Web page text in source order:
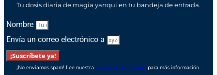
Tu dosis diaria de magia yanqui en tu bandeja de entrada.
Nombre
Envía un correo electrónico a
¡Suscríbete ya!
¡No enviamos spam! Lee nuestra política de privacidad para más información.